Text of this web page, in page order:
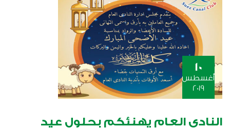
10
أغسطس
2019
النادى العام يهنئكم بحلول عيد